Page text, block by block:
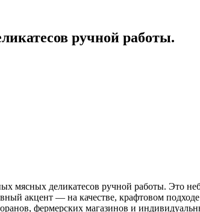
ручной работы.
мясных деликатесов ручной работы. Это
акцент — на качестве, крафтовом
фермерских магазинов и